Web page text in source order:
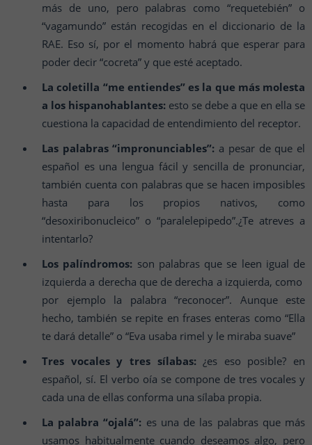
más de uno, pero palabras como “requetebién” o
“vagamundo” están recogidas en el diccionario de la
RAE. Eso sí, por el momento habrá que esperar para
poder decir “cocreta” y que esté aceptado.
La coletilla “me entiendes” es la que más molesta
a los hispanohablantes: esto se debe a que en ella se
cuestiona la capacidad de entendimiento del receptor.
Las palabras “impronunciables”: a pesar de que el
español es una lengua fácil y sencilla de pronunciar,
también cuenta con palabras que se hacen imposibles
hasta para los propios nativos, como
“desoxiribonucleico” o “paralelepipedo”.¿Te atreves a
intentarlo?
Los palíndromos: son palabras que se leen igual de
izquierda a derecha que de derecha a izquierda, como
por ejemplo la palabra “reconocer”. Aunque este
hecho, también se repite en frases enteras como “Ella
te dará detalle” o “Eva usaba rimel y le miraba suave”
Tres vocales y tres sílabas:¿es eso posible? en
español, sí. El verbo oía se compone de tres vocales y
cada una de ellas conforma una sílaba propia.
La palabra “ojalá”: es una de las palabras que más
usamos habitualmente cuando deseamos algo, pero